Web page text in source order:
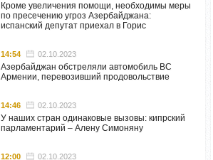
Кроме увеличения помощи, необходимы меры
по пресечению угроз Азербайджана:
испанский депутат приехал в Горис
14:54 02.10.2023
Азербайджан обстреляли автомобиль ВС
Армении, перевозивший продовольствие
14:46 02.10.2023
У наших стран одинаковые вызовы: кипрский
парламентарий – Алену Симоняну
12:00 02.10.2023